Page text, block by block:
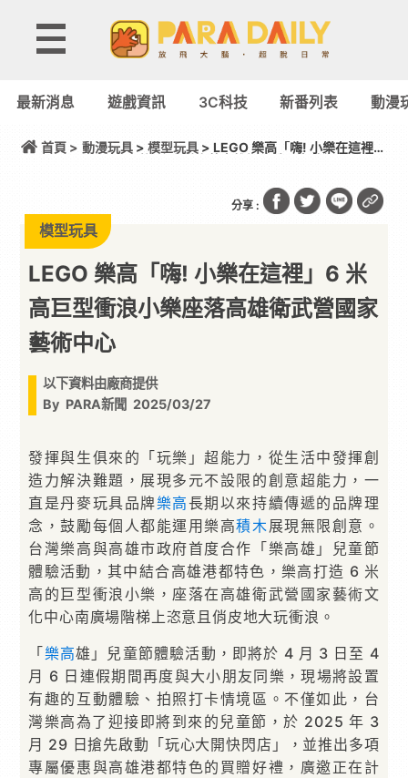
最新消息 遊戲資訊 3C科技 新番列表 動漫
首頁 > 動漫玩具> 模型玩具> LEGO 樂高「嗨! 小樂在這裡」
分享 :
模型玩具
LEGO 樂高「嗨! 小樂在這裡」6 米
高巨型衝浪小樂座落高雄衛武營國家
藝術中心
以下資料由廠商提供
By PARA新聞 2025/03/27
發揮與生俱來的「玩樂」超能力，從生活中發揮創
造力解決難題，展現多元不設限的創意超能力，一
直是丹麥玩具品牌樂高長期以來持續傳遞的品牌理
念，鼓勵每個人都能運用樂高積木展現無限創意。
台灣樂高與高雄市政府首度合作「樂高雄」兒童節
體驗活動，其中結合高雄港都特色，樂高打造 6 米
高的巨型衝浪小樂，座落在高雄衛武營國家藝術文
化中心南廣場階梯上恣意且俏皮地大玩衝浪。
「 樂高雄」兒童節體驗活動，即將於 4 月 3 日至 4
月 6 日連假期間再度與大小朋友同樂，現場將設置
有趣的互動體驗、拍照打卡情境區。不僅如此，台
灣樂高為了迎接即將到來的兒童節，於 2025 年 3
月 29 日搶先啟動「玩心大開快閃店」，並推出多項
專屬優惠與高雄港都特色的買贈好禮，廣邀正在計